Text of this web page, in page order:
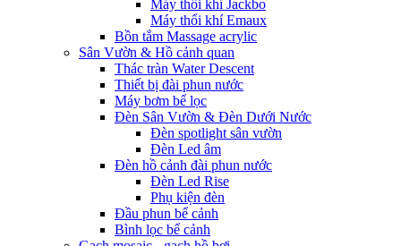
Máy thổi khí Jackbo
Máy thổi khí Emaux
Bồn tắm Massage acrylic
Sân Vườn & Hồ cảnh quan
Thác tràn Water Descent
Thiết bị đài phun nước
Máy bơm bể lọc
Đèn Sân Vườn & Đèn Dưới Nước
Đèn spotlight sân vườn
Đèn Led âm
Đèn hồ cảnh đài phun nước
Đèn Led Rise
Phụ kiện đèn
Đầu phun bể cảnh
Bình lọc bể cảnh